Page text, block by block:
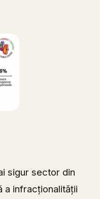
sigur sector din
a infracționalității